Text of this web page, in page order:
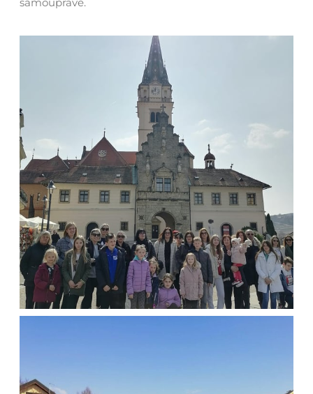
samouprave.